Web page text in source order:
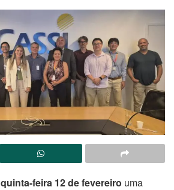
quinta-feira 12 de fevereiro uma